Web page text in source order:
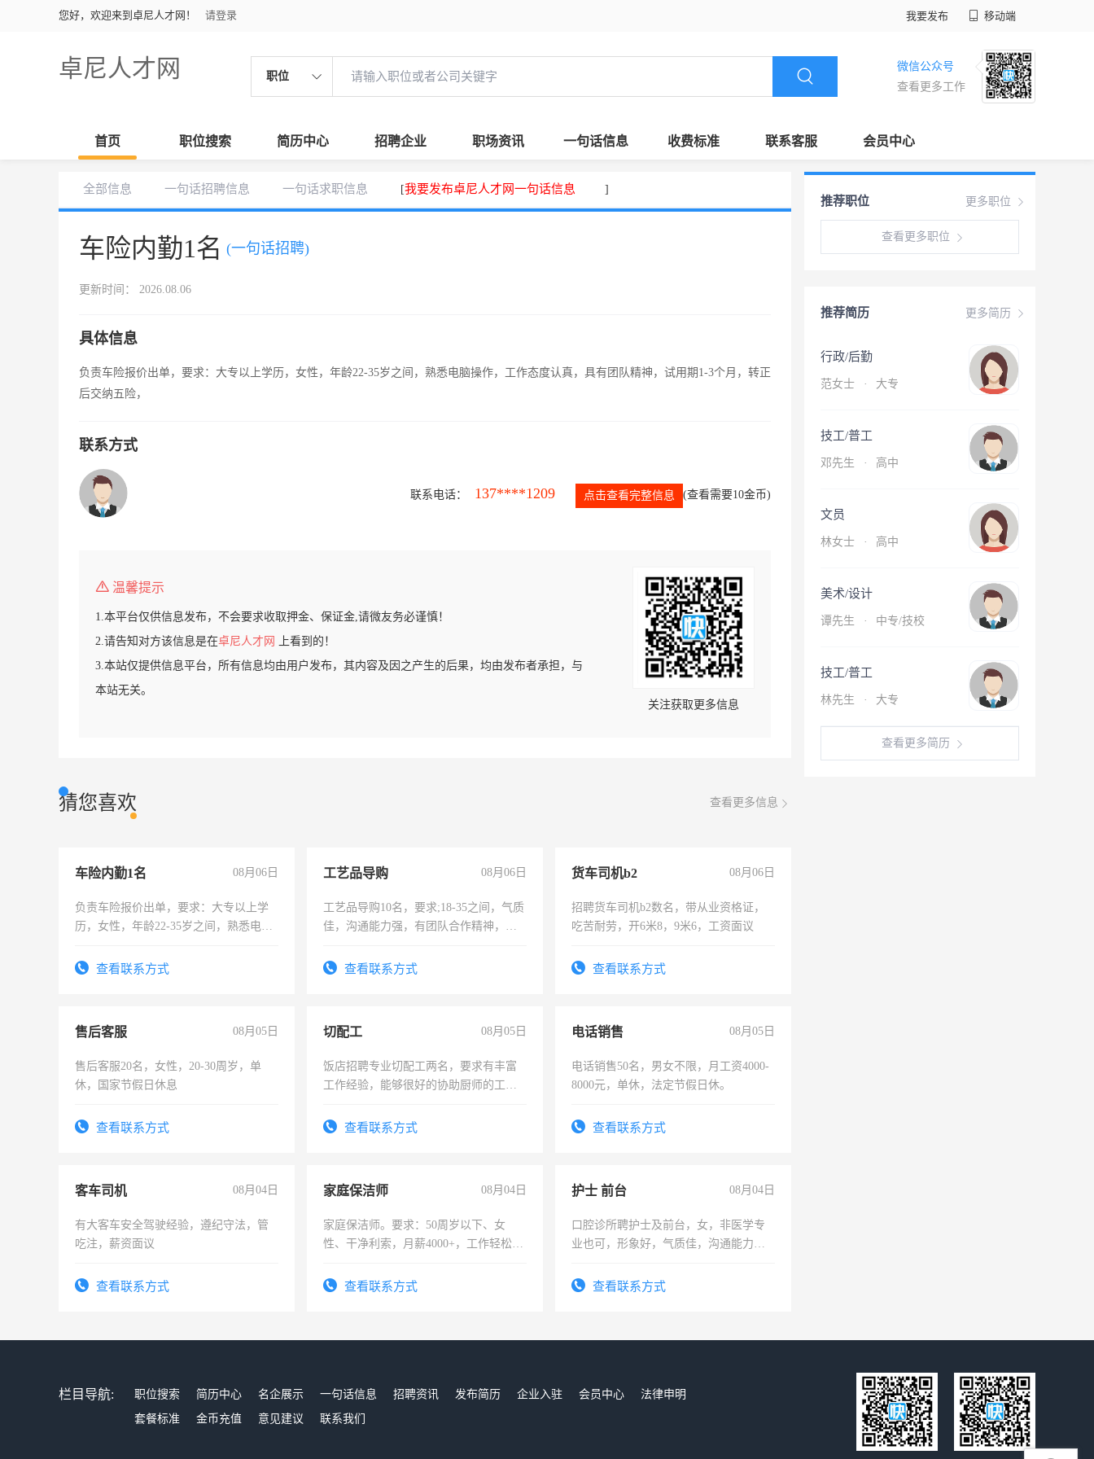
您好，欢迎来到卓尼人才网！ 请登录 我要发布 移动端
卓尼人才网 职位
微信公众号
查看更多工作
首页 职位搜索 简历中心 招聘企业 职场资讯 一句话信息 收费标准 联系客服 会员中心
全部信息 一句话招聘信息 一句话求职信息 [我要发布卓尼人才网一句话信息 ]
车险内勤1名 (一句话招聘)
更新时间： 2026.08.06
具体信息
负责车险报价出单，要求：大专以上学历，女性，年龄22-35岁之间，熟悉电脑操作，工作态度认真，具有团队精神，试用期1-3个月，转正
后交纳五险，
联系方式
联系电话： 137****1209 点击查看完整信息 (查看需要10金币)
温馨提示
1.本平台仅供信息发布，不会要求收取押金、保证金,请微友务必谨慎！
2.请告知对方该信息是在卓尼人才网
上看到的！
3.本站仅提供信息平台，所有信息均由用户发布，其内容及因之产生的后果，均由发布者承担，与
本站无关。
关注获取更多信息
猜您喜欢 查看更多信息
车险内勤1名 08月06日
负责车险报价出单，要求：大专以上学
历，女性，年龄22-35岁之间，熟悉电脑
试用期1-3个月，转正后交纳五险，
查看联系方式
工艺品导购 08月06日
工艺品导购10名，要求;18-35之间，气质
佳，沟通能力强，有团队合作精神，有
查看联系方式
货车司机b2 08月06日
招聘货车司机b2数名，带从业资格证，
吃苦耐劳，开6米8，9米6，工资面议
查看联系方式
售后客服 08月05日
售后客服20名，女性，20-30周岁，单
休，国家节假日休息
查看联系方式
切配工 08月05日
饭店招聘专业切配工两名，要求有丰富
工作经验，能够很好的协助厨师的工
4500。查看联系方式
电话销售 08月05日
电话销售50名，男女不限，月工资4000-
8000元，单休，法定节假日休。
查看联系方式
客车司机 08月04日
有大客车安全驾驶经验，遵纪守法，管
吃注，薪资面议
查看联系方式
家庭保洁师 08月04日
家庭保洁师。要求：50周岁以下、女
性、干净利索，月薪4000+，工作轻松，
太太等。查看联系方式
护士 前台 08月04日
口腔诊所聘护士及前台，女，非医学专
业也可，形象好，气质佳，沟通能力
查看联系方式
更多职位
推荐职位
查看更多职位
更多简历
推荐简历
行政/后勤
范女士 · 大专
技工/普工
邓先生 · 高中
文员
林女士 · 高中
美术/设计
谭先生 · 中专/技校
技工/普工
林先生 · 大专
查看更多简历
栏目导航: 职位搜索 简历中心 名企展示 一句话信息 招聘资讯 发布简历 企业入驻 会员中心
法律申明
套餐标准
金币充值 意见建议 联系我们